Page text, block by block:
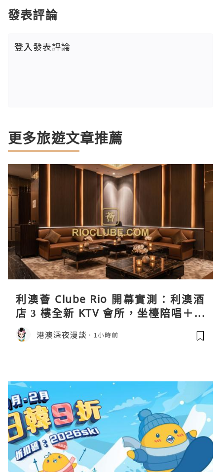
發表評論
登入發表評論
更多旅遊文章推薦
利澳薈 Clube Rio 開幕實測：利澳酒
店 3 樓全新 KTV 會所，坐檯陪唱＋水
療套票一次過睇
港澳深夜漫談 1小時前